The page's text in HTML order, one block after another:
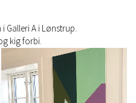
Galleri A i Lønstrup.
kig forbi.